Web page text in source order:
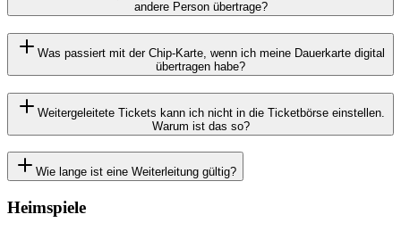
andere Person übertrage?
Was passiert mit der Chip-Karte, wenn ich meine Dauerkarte digital
übertragen habe?
Weitergeleitete Tickets kann ich nicht in die Ticketbörse einstellen.
Warum ist das so?
Wie lange ist eine Weiterleitung gültig?
Heimspiele